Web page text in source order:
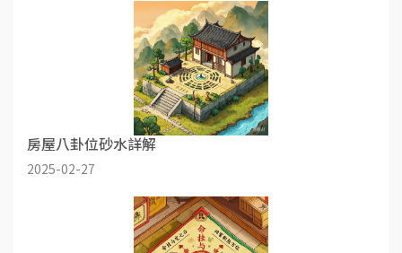
房屋八卦位砂水詳解
2025-02-27